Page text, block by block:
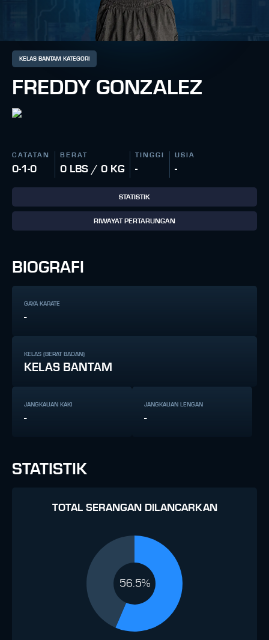
KELAS BANTAM KATEGORI
FREDDY GONZALEZ
CATATAN
0-1-0
BERAT
0 LBS / 0 KG
TINGGI
-
USIA
-
STATISTIK
RIWAYAT PERTARUNGAN
BIOGRAFI
GAYA KARATE
-
KELAS (BERAT BADAN)
KELAS BANTAM
JANGKAUAN KAKI
-
JANGKAUAN LENGAN
-
STATISTIK
TOTAL SERANGAN DILANCARKAN
56.5%